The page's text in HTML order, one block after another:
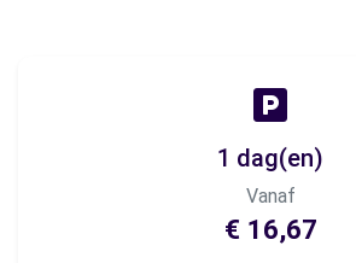
1 dag(en)
Vanaf
€ 16,67